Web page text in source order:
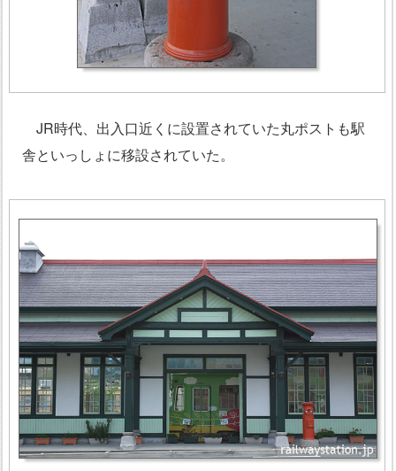
JR時代、出入口近くに設置されていた丸ポストも駅
舎といっしょに移設されていた。